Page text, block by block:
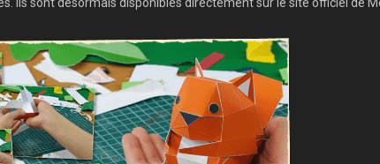
Ils sont désormais disponibles directement sur le site officiel de